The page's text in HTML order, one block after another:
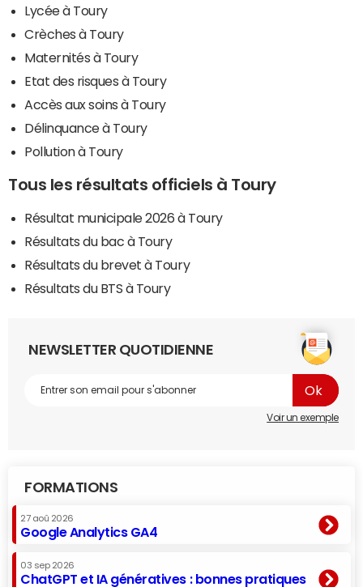
Lycée à Toury
Crèches à Toury
Maternités à Toury
Etat des risques à Toury
Accès aux soins à Toury
Délinquance à Toury
Pollution à Toury
Tous les résultats officiels à Toury
Résultat municipale 2026 à Toury
Résultats du bac à Toury
Résultats du brevet à Toury
Résultats du BTS à Toury
NEWSLETTER QUOTIDIENNE
Voir un exemple
FORMATIONS
27 aoû 2026
Google Analytics GA4
03 sep 2026
ChatGPT et IA génératives : bonnes pratiques